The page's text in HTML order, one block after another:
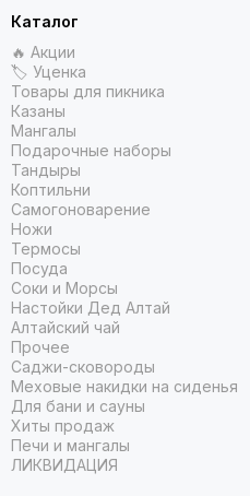
Каталог
🔥 Акции
🏷 Уценка
Товары для пикника
Казаны
Мангалы
Подарочные наборы
Тандыры
Коптильни
Самогоноварение
Ножи
Термосы
Посуда
Соки и Морсы
Настойки Дед Алтай
Алтайский чай
Прочее
Саджи-сковороды
Меховые накидки на сиденья
Для бани и сауны
Хиты продаж
Печи и мангалы
ЛИКВИДАЦИЯ